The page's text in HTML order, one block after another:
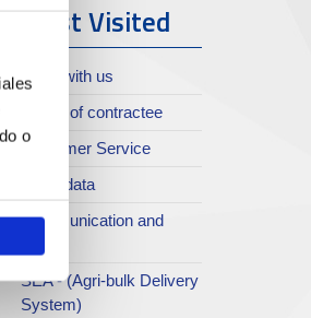
o
Most Visited
Work with us
Profile of contractee
Customer Service
Open data
Communication and
SEA - (Agri-bulk Delivery
System)